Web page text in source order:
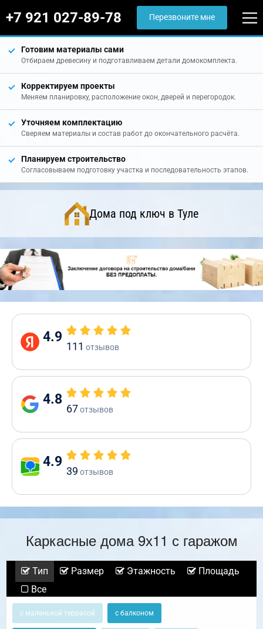
+7 921 027-89-78 Перезвоните мне
Готовим материалы сами
Отбираем древесину и подготавливаем детали домокомплекта.
Корректируем проекты
Меняем планировку, расположение окон, дверей и перегородок.
Уточняем комплектацию
Сверяем материалы и состав работ до окончательного расчёта.
Планируем строительство
Согласовываем подготовку участка и последовательность этапов.
Дома под ключ в Туле
4.9
111 отзывов
4.8
67отзывов
4.9
39 отзывов
Каркасные дома 9х11 с гаражом
Тип Размер Этажность
Площадь
Все
с маленькой террасой с балконом